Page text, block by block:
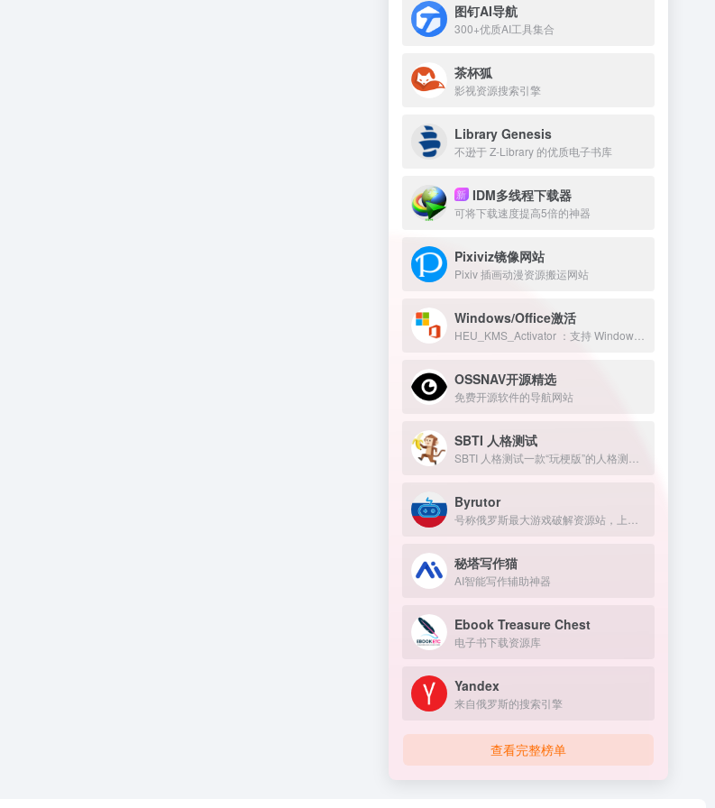
图钉AI导航
300+优质AI工具集合
茶杯狐
影视资源搜索引擎
Library Genesis
不逊于 Z-Library 的优质电子书库
新 IDM多线程下载器
可将下载速度提高5倍的神器
Pixiviz镜像网站
Pixiv 插画动漫资源搬运网站
Windows/Office激活
OSSNAV开源精选
免费开源软件的导航网站
SBTI 人格测试
Byrutor
秘塔写作猫
AI智能写作辅助神器
Ebook Treasure Chest
电子书下载资源库
Yandex
来自俄罗斯的搜索引擎
查看完整榜单